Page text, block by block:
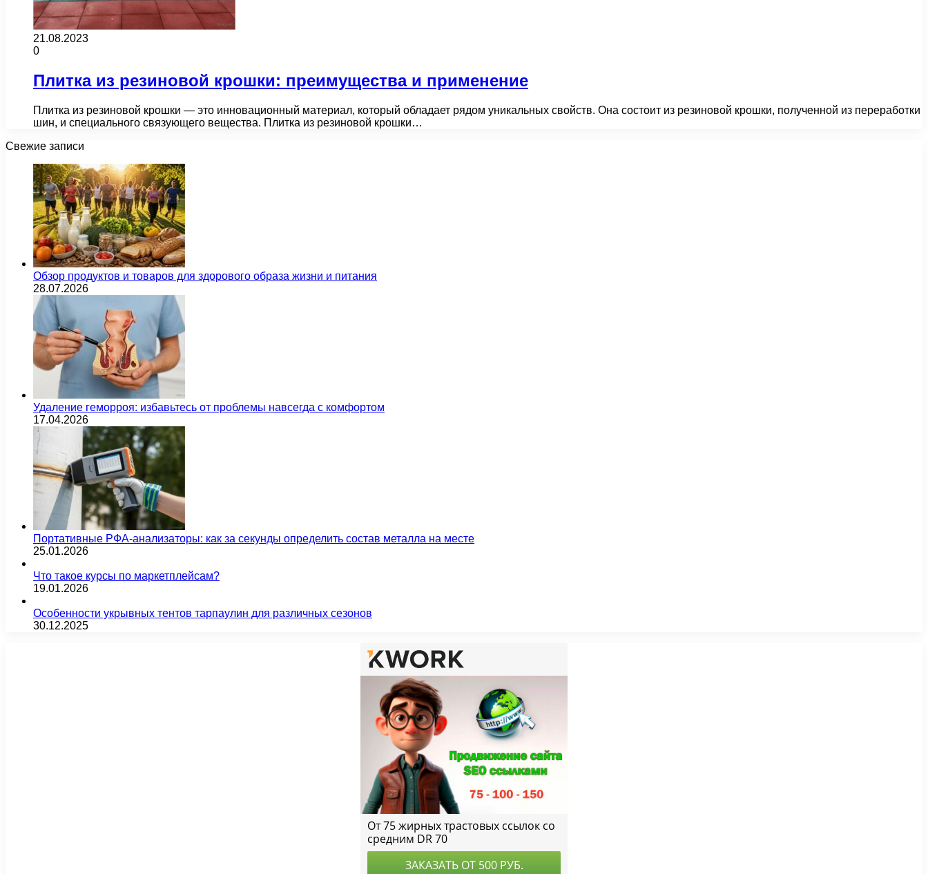
21.08.2023
0
Плитка из резиновой крошки: преимущества и применение
Плитка из резиновой крошки — это инновационный материал, который обладает рядом уникальных свойств. Она состоит из резиновой крошки, полученной из переработки
шин, и специального связующего вещества. Плитка из резиновой крошки…
Свежие записи
Обзор продуктов и товаров для здорового образа жизни и питания
28.07.2026
Удаление геморроя: избавьтесь от проблемы навсегда с комфортом
17.04.2026
Портативные РФА-анализаторы: как за секунды определить состав металла на месте
25.01.2026
Что такое курсы по маркетплейсам?
19.01.2026
Особенности укрывных тентов тарпаулин для различных сезонов
30.12.2025